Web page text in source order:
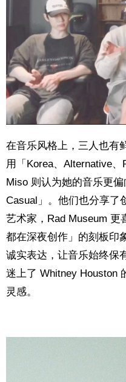
在音乐风格上，三人也有
用「Korea、Alternative
Miso 则认为她的音乐更偏
Casual」。他们也分享了
艺术家，Rad Museum 更
都在深夜创作」的刻板印
诚实表达，让音乐始终保
迷上了 Whitney Houston
灵感。